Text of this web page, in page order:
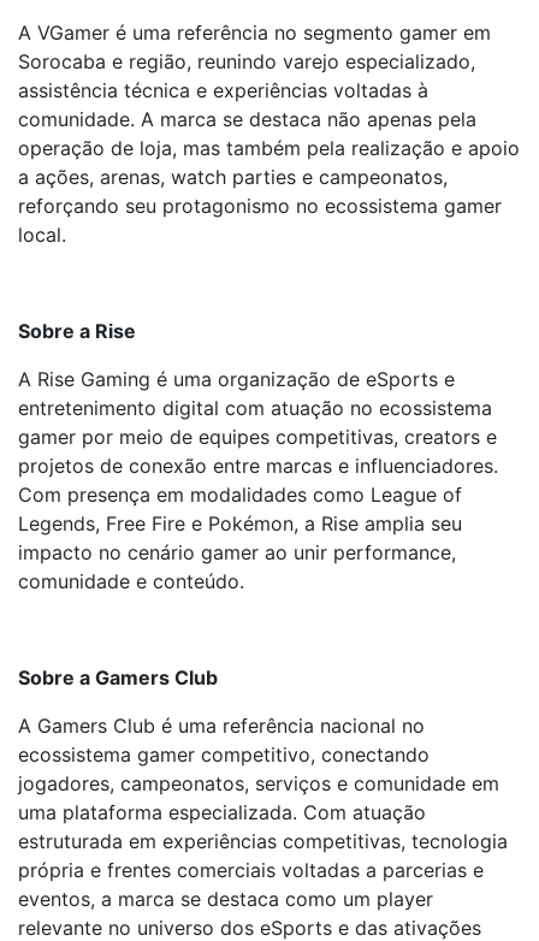
A VGamer é uma referência no segmento gamer em
Sorocaba e região, reunindo varejo especializado,
assistência técnica e experiências voltadas à
comunidade. A marca se destaca não apenas pela
operação de loja, mas também pela realização e apoio
a ações, arenas, watch parties e campeonatos,
reforçando seu protagonismo no ecossistema gamer
local.
Sobre a Rise
A Rise Gaming é uma organização de eSports e
entretenimento digital com atuação no ecossistema
gamer por meio de equipes competitivas, creators e
projetos de conexão entre marcas e influenciadores.
Com presença em modalidades como League of
Legends, Free Fire e Pokémon, a Rise amplia seu
impacto no cenário gamer ao unir performance,
comunidade e conteúdo.
Sobre a Gamers Club
A Gamers Club é uma referência nacional no
ecossistema gamer competitivo, conectando
jogadores, campeonatos, serviços e comunidade em
uma plataforma especializada. Com atuação
estruturada em experiências competitivas, tecnologia
própria e frentes comerciais voltadas a parcerias e
eventos, a marca se destaca como um player
relevante no universo dos eSports e das ativações